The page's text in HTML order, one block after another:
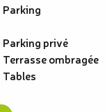
Parking
Parking privé
Terrasse ombragée
Tables